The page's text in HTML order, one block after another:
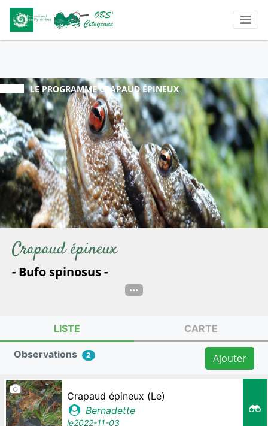
LE PROGRAMMECRAPAUD ÉPINEUX
Crapaud épineux
- Bufo spinosus -
...
LISTE CARTE
Observations 2 Ajouter
Crapaud épineux (Le)
Bernadette
le2022-11-03